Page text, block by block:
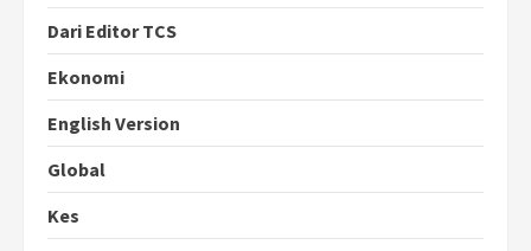
Dari Editor TCS
Ekonomi
English Version
Global
Kes